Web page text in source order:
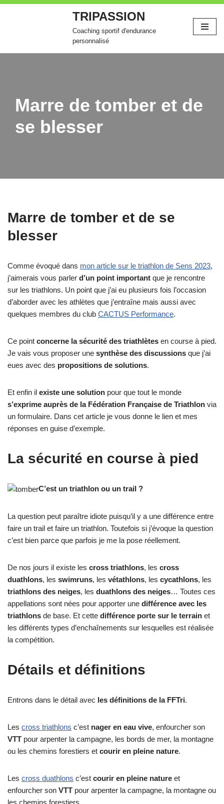
TRIPASSION
Coaching sportif d'endurance
personnalisé
Marre de tomber et de
se blesser
Marre de tomber et de se
blesser
Comme évoqué dans mon article sur le triathlon de Sens 2023,
j’aimerais vous parler d’un point important que je rencontre
sur les triathlons. Un point que j’ai eu plusieurs fois l’occasion
d’aborder avec les athlètes que j’entraîne mais aussi avec
quelques membres du club CACTUS Performance.
Ce point concerne la sécurité des triathlètes en course à pied.
Je vais vous proposer une synthèse des discussions que j’ai
eues avec des propositions de solutions.
Et enfin il existe une solution pour que tout le monde
s’exprime auprès de la Fédération Française de Triathlon via
un formulaire. Dans cet article je vous donne le lien et mes
réponses en guise d’exemple.
La sécurité en course à pied
C’est un triathlon ou un trail ?
La question peut paraître idiote puisqu’il y a une différence entre
faire un trail et faire un triathlon. Toutefois si j’évoque la question
c’est bien parce que parfois je me la pose réellement.
De nos jours il existe les cross triathlons, les cross
duathlons, les swimruns, les vétathlons, les cycathlons, les
triathlons des neiges, les duathlons des neiges… Toutes ces
appellations sont nées pour apporter une différence avec les
triathlons de base. Et cette différence porte sur le terrain et
les différents types d’enchaînements sur lesquelles est réalisée
la compétition.
Détails et définitions
Entrons dans le détail avec les définitions de la FFTri.
Les cross triathlons c’est nager en eau vive, enfourcher son
VTT pour arpenter la campagne, les bords de mer, la montagne
ou les chemins forestiers et courir en pleine nature.
Les cross duathlons c’est courir en pleine nature et
enfourcher son VTT pour arpenter la campagne, la montagne ou
les chemins forestiers.